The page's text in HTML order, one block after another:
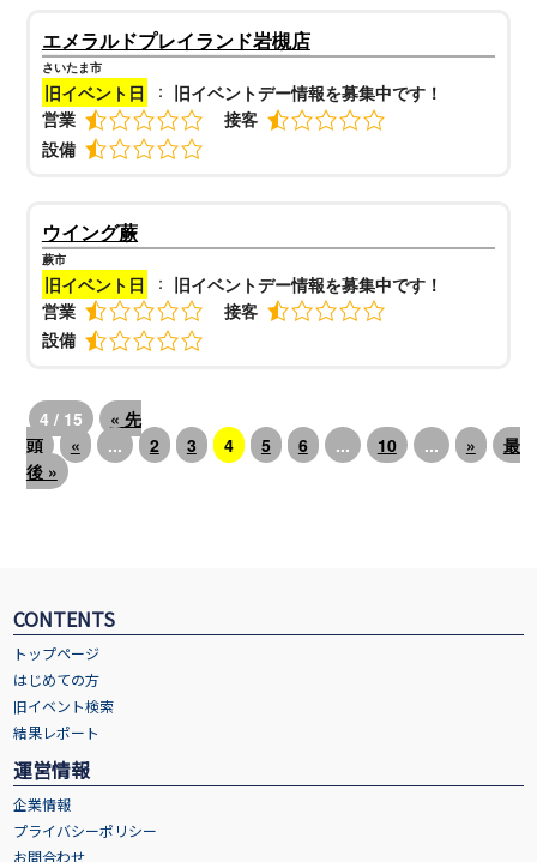
エメラルドプレイランド岩槻店
さいたま市
旧イベント日 ： 旧イベントデー情報を募集中です！
営業
接客
設備
ウイング蕨
蕨市
旧イベント日 ： 旧イベントデー情報を募集中です！
営業
接客
設備
4 / 15
« 先
頭
« ... 2 3 4 5 6 ... 10 ... »
最
後 »
CONTENTS
トップページ
はじめての方
旧イベント検索
結果レポート
運営情報
企業情報
プライバシーポリシー
お問合わせ